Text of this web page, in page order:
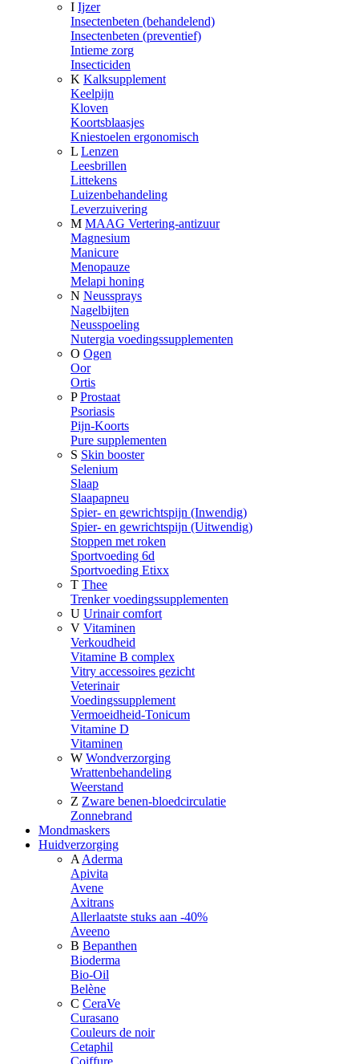
I Ijzer
Insectenbeten (behandelend)
Insectenbeten (preventief)
Intieme zorg
Insecticiden
K Kalksupplement
Keelpijn
Kloven
Koortsblaasjes
Kniestoelen ergonomisch
L Lenzen
Leesbrillen
Littekens
Luizenbehandeling
Leverzuivering
M MAAG Vertering-antizuur
Magnesium
Manicure
Menopauze
Melapi honing
N Neussprays
Nagelbijten
Neusspoeling
Nutergia voedingssupplementen
O Ogen
Oor
Ortis
P Prostaat
Psoriasis
Pijn-Koorts
Pure supplementen
S Skin booster
Selenium
Slaap
Slaapapneu
Spier- en gewrichtspijn (Inwendig)
Spier- en gewrichtspijn (Uitwendig)
Stoppen met roken
Sportvoeding 6d
Sportvoeding Etixx
T Thee
Trenker voedingssupplementen
U Urinair comfort
V Vitaminen
Verkoudheid
Vitamine B complex
Vitry accessoires gezicht
Veterinair
Voedingssupplement
Vermoeidheid-Tonicum
Vitamine D
Vitaminen
W Wondverzorging
Wrattenbehandeling
Weerstand
Z Zware benen-bloedcirculatie
Zonnebrand
Mondmaskers
Huidverzorging
A Aderma
Apivita
Avene
Axitrans
Allerlaatste stuks aan -40%
Aveeno
B Bepanthen
Bioderma
Bio-Oil
Belène
C CeraVe
Curasano
Couleurs de noir
Cetaphil